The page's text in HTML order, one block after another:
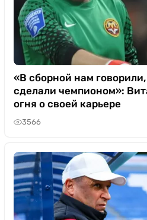
«В сборной нам
сделали чемпионом»:
огня о своей карьере
3566